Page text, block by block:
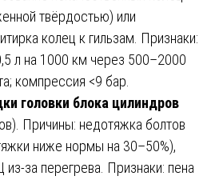
твёрдостью) или
колец к гильзам. Признаки:
л на 1000 км через 500–2000
компрессия <9 бар.
головки блока цилиндров
Причины: недотяжка болтов
ниже нормы на 30–50%),
за перегрева. Признаки: пена